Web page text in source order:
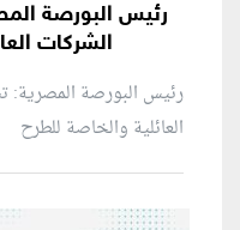
رئيس البورصة
الشركات
رئيس البورصة
العائلية والخاصة للطرح